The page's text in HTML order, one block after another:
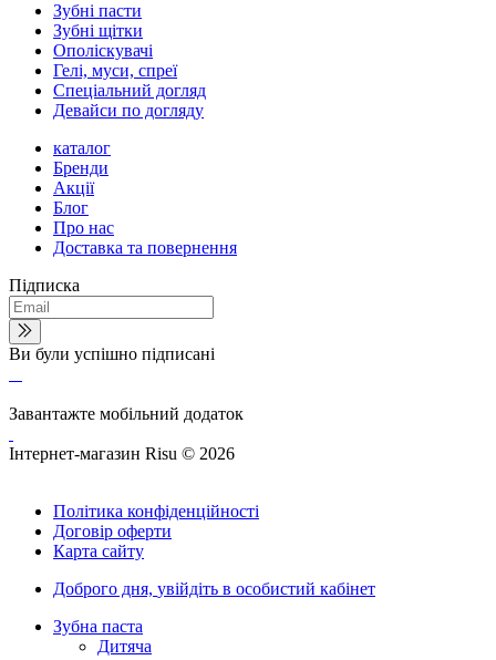
Зубні пасти
Зубні щітки
Ополіскувачі
Гелі, муси, спреї
Спеціальний догляд
Девайси по догляду
каталог
Бренди
Акції
Блог
Про нас
Доставка та повернення
Підписка
Ви були успішно підписані
Завантажте мобільний додаток
Інтернет-магазин Risu © 2026
Політика конфіденційності
Договір оферти
Карта сайту
Доброго дня, увійдіть в особистий кабінет
Зубна паста
Дитяча